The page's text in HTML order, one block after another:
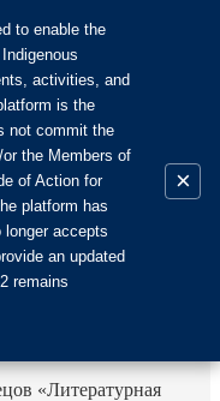
«Литературная
to enable the
activities, and
is the
not commit the
the Members of
of Action for
platform has
longer accepts
an updated
remains
×